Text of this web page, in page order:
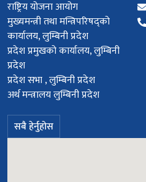
राष्ट्रिय योजना आयोग
मुख्यमन्त्री तथा मन्त्रिपरिषद्को
कार्यालय, लुम्बिनी प्रदेश
प्रदेश प्रमुखको कार्यालय, लुम्बिनी
प्रदेश
प्रदेश सभा , लुम्बिनी प्रदेश
अर्थ मन्त्रालय लुम्बिनी प्रदेश
सबै हेर्नुहोस